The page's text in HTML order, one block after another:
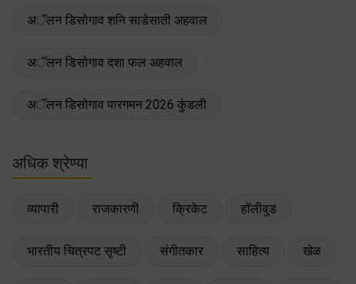
अॅलन डिसोगाव शनि साडेसाती अहवाल
अॅलन डिसोगाव दशा फल अहवाल
अॅलन डिसोगाव पारगमन 2026 कुंडली
अधिक श्रेण्या
व्यापारी राजकारणी क्रिकेट हॉलीवुड
भारतीय चित्रपट सृष्टी संगीतकार साहित्य खेळ